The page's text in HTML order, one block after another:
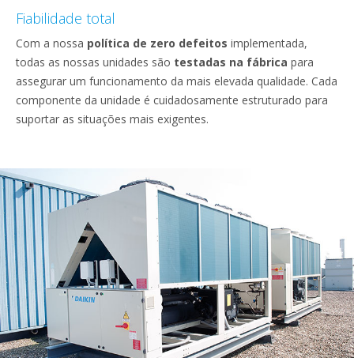
Fiabilidade total
Com a nossa política de zero defeitos implementada,
todas as nossas unidades são testadas na fábrica para
assegurar um funcionamento da mais elevada qualidade. Cada
componente da unidade é cuidadosamente estruturado para
suportar as situações mais exigentes.